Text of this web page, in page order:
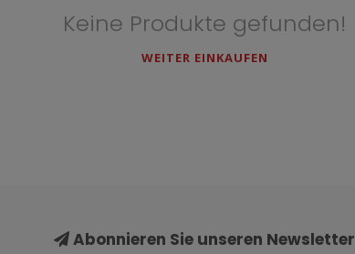
Keine Produkte gefunden!
WEITER EINKAUFEN
Abonnieren Sie unseren Newsletter